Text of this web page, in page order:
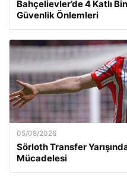
Bahçelievler’de 4 Katlı
Güvenlik Önlemleri
05/08/2026
Sörloth Transfer
Mücadelesi